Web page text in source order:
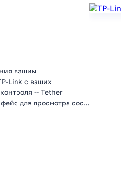
вашим
Link с ваших
-- Tether
для просмотра сос...